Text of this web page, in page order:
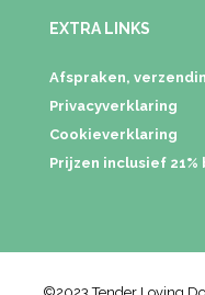
EXTRA LINKS
Afspraken,
Privacyverklaring
Cookieverklaring
Prijzen inclusief 21%